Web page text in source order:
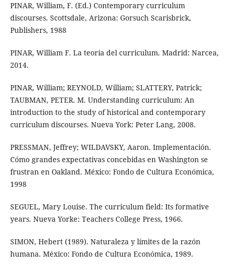
PINAR, William, F. (Ed.) Contemporary curriculum
discourses. Scottsdale, Arizona: Gorsuch Scarisbrick,
Publishers, 1988
PINAR, William F. La teoría del curriculum. Madrid: Narcea,
2014.
PINAR, William; REYNOLD, William; SLATTERY, Patrick;
TAUBMAN, PETER. M. Understanding curriculum: An
introduction to the study of historical and contemporary
curriculum discourses. Nueva York: Peter Lang, 2008.
PRESSMAN, Jeffrey; WILDAVSKY, Aaron. Implementación.
Cómo grandes expectativas concebidas en Washington se
frustran en Oakland. México: Fondo de Cultura Económica,
1998
SEGUEL, Mary Louise. The curriculum field: Its formative
years. Nueva Yorke: Teachers College Press, 1966.
SIMON, Hebert (1989). Naturaleza y límites de la razón
humana. México: Fondo de Cultura Económica, 1989.